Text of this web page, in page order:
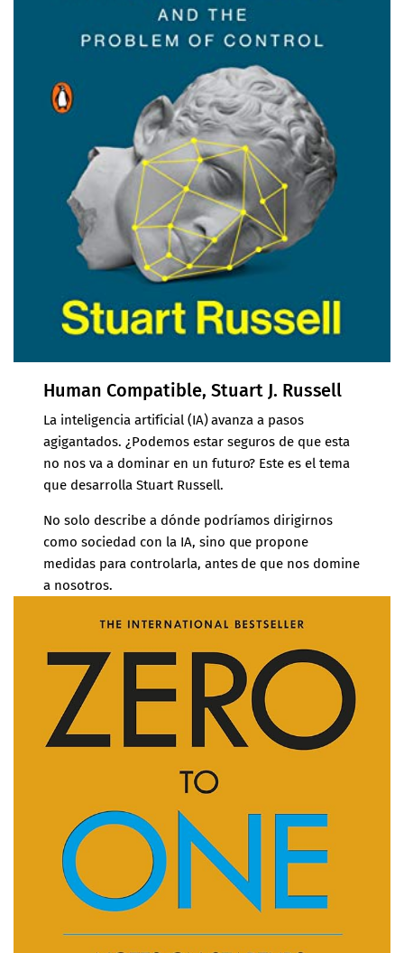
Human Compatible, Stuart J. Russell
La inteligencia artificial (IA) avanza a pasos
agigantados. ¿Podemos estar seguros de que esta
no nos va a dominar en un futuro? Este es el tema
que desarrolla Stuart Russell.
No solo describe a dónde podríamos dirigirnos
como sociedad con la IA, sino que propone
medidas para controlarla, antes de que nos domine
a nosotros.